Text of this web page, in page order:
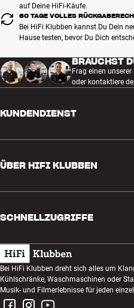
auf Deine HiFi-Käufe.
60 TAGE VOLLES
Bei HiFi Klubben kannst Du Dein
Hause testen, bevor Du Dich
BRAUCHST
Frag einen
oder kontaktiere
KUNDENDIENST
Rückgabe und Reklamation
Bestellung widerrufen
AGB
Datenschutzerklärung
Impressum
ÜBER HIFI KLUBBEN
Kundenklub
Abend zum Zuhören
Wettbewerbe
SCHNELLZUGRIFFE
Geschenkkarte
Bauen mit Klang
Montage und Installation
Bei HiFi Klubben dreht sich alles um
Kühlschränke, Waschmaschinen oder
Musik- und Filmerlebnisse für jeden